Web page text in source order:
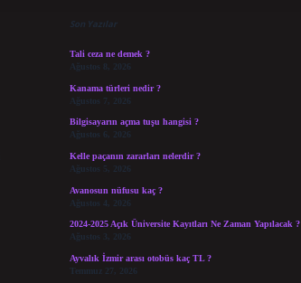
Son Yazılar
Tali ceza ne demek ?
Ağustos 8, 2026
Kanama türleri nedir ?
Ağustos 7, 2026
Bilgisayarın açma tuşu hangisi ?
Ağustos 6, 2026
Kelle paçanın zararları nelerdir ?
Ağustos 5, 2026
Avanosun nüfusu kaç ?
Ağustos 4, 2026
2024-2025 Açık Üniversite Kayıtları Ne Zaman Yapılacak ?
Ağustos 3, 2026
Ayvalık İzmir arası otobüs kaç TL ?
Temmuz 27, 2026